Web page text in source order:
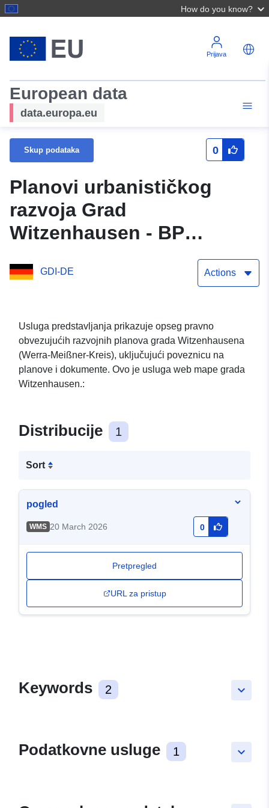
How do you know?
Prijava
European data
data.europa.eu
Skup podataka 0
Planovi urbanističkog
razvoja Grad
Witzenhausen - BP
_636016 _2172 _001 _000
GDI-DE Actions
Usluga predstavljanja prikazuje opseg pravno
obvezujućih razvojnih planova grada Witzenhausena
(Werra-Meißner-Kreis), uključujući poveznicu na
planove i dokumente. Ovo je usluga web mape grada
Witzenhausen.:
Distribucije 1
Sort
pogled
WMS 20 March 2026 0
Pretpregled
URL za pristup
keyboard_arrow_down
Keywords 2
keyboard_arrow_down
Podatkovne usluge 1